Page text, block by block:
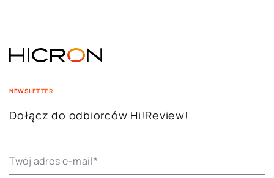
NEWSLETTER
Dołącz do odbiorców Hi!Review!
Twój adres e-mail*